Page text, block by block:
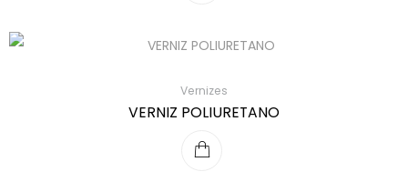
Vernizes
VERNIZ POLIURETANO